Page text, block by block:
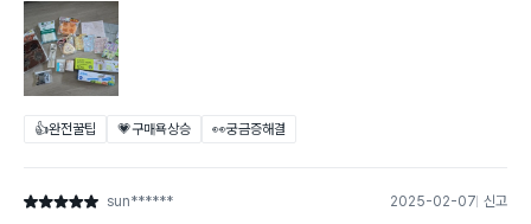
👍완전꿀팁 💗구매욕상승 👀궁금증해결
별점 5점 sun****** 2025-02-07 신고